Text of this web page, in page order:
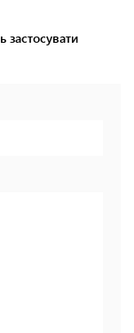
застосувати